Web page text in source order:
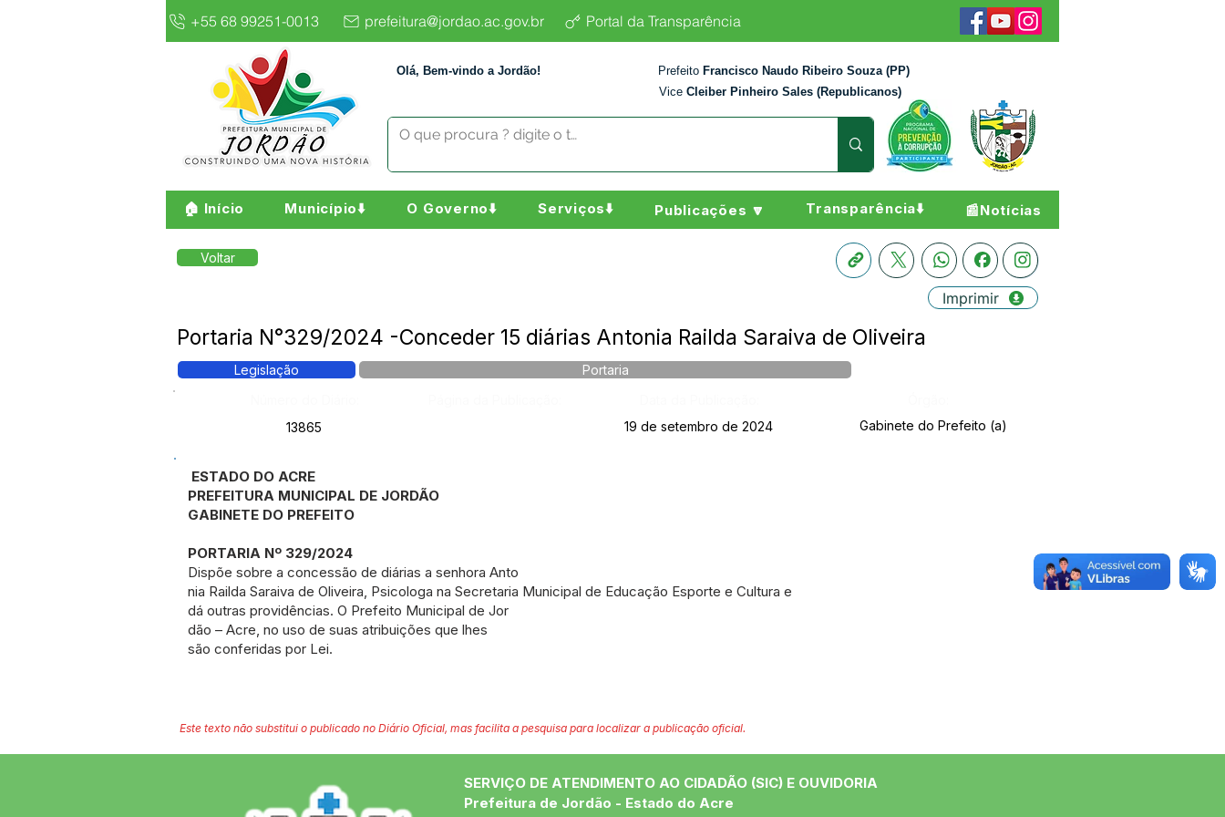
+55 68 99251-0013 prefeitura@jordao.ac.gov.br Portal da Transparência
Olá, Bem-vindo a Jordão! Prefeito Francisco Naudo Ribeiro Souza (PP)
Vice Cleiber Pinheiro Sales (Republicanos)
🏠 Início Município⬇️ O Governo⬇️ Serviços⬇️ Publicações 🔽 Transparência⬇️ 📰Notícias
Voltar
Imprimir
Portaria N°329/2024 -Conceder 15 diárias Antonia Railda Saraiva de Oliveira
Legislação
Portaria
13865
19 de setembro de 2024 Gabinete do Prefeito (a)
ESTADO DO ACRE
PREFEITURA MUNICIPAL DE JORDÃO
GABINETE DO PREFEITO
PORTARIA Nº 329/2024
Dispõe sobre a concessão de diárias a senhora Anto
nia Railda Saraiva de Oliveira, Psicologa na Secretaria Municipal de Educação Esporte e Cultura e
dá outras providências. O Prefeito Municipal de Jor
dão – Acre, no uso de suas atribuições que lhes
são conferidas por Lei.
Este texto não substitui o publicado no Diário Oficial, mas facilita a pesquisa para localizar a publicação oficial.
SERVIÇO DE ATENDIMENTO AO CIDADÃO (SIC) E OUVIDORIA
Prefeitura de Jordão - Estado do Acre